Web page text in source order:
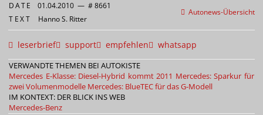
Autonews-Übersicht
DATE 01.04.2010 — # 8661
TEXT Hanno S. Ritter
leserbrief support empfehlen whatsapp
VERWANDTE THEMEN BEI AUTOKISTE
Mercedes E-Klasse: Diesel-Hybrid kommt 2011 Mercedes: Sparkur für
zwei Volumenmodelle Mercedes: BlueTEC für das G-Modell
IM KONTEXT: DER BLICK INS WEB
Mercedes-Benz